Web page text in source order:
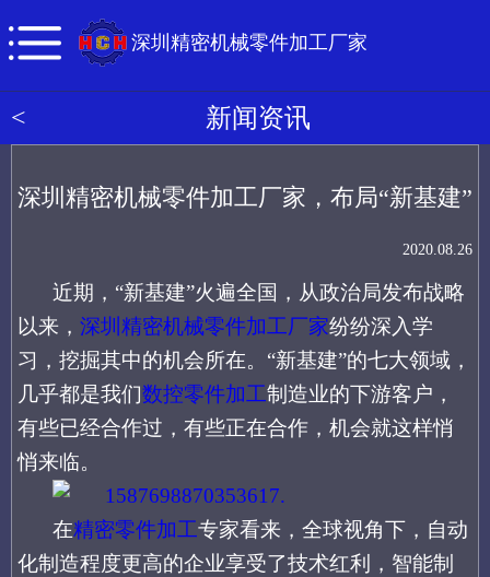
深圳精密机械零件加工厂家
< 新闻资讯
深圳精密机械零件加工厂家，布局“新基建”
2020.08.26
近期， “新基建”火遍全国，从政治局发布战略
以来， 深圳精密机械零件加工厂家纷纷深入学
习，挖掘其中的机会所在。“新基建”的七大领域，
几乎都是我们数控零件加工制造业的下游客户，
有些已经合作过，有些正在合作，机会就这样悄
悄来临。
在精密零件加工专家看来， 全球视角下，自动
化制造程度更高的企业享受了技术红利，智能制